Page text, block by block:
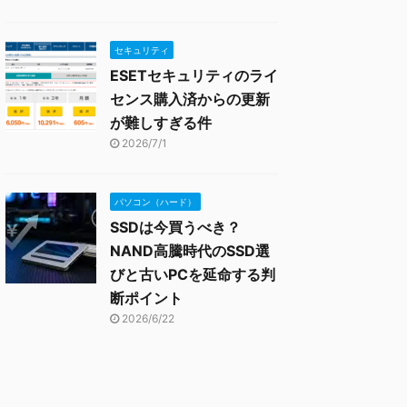
セキュリティ
ESETセキュリティのライ
センス購入済からの更新
が難しすぎる件
2026/7/1
パソコン（ハード）
SSDは今買うべき？
NAND高騰時代のSSD選
びと古いPCを延命する判
断ポイント
2026/6/22